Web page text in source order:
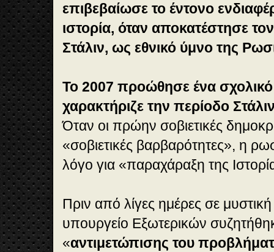
επιβεβαίωσε το έντονο
ιστορία, όταν αποκατέστησε
Στάλιν, ως εθνικό ύμνο της
Το 2007 προώθησε ένα σχολικό
χαρακτήριζε την περίοδο
Όταν οι πρώην σοβιετικές
«σοβιετικές βαρβαρότητες», η
λόγο για «παραχάραξη της
Πριν από λίγες ημέρες σε
υπουργείο Εξωτερικών
«αντιμετώπισης του